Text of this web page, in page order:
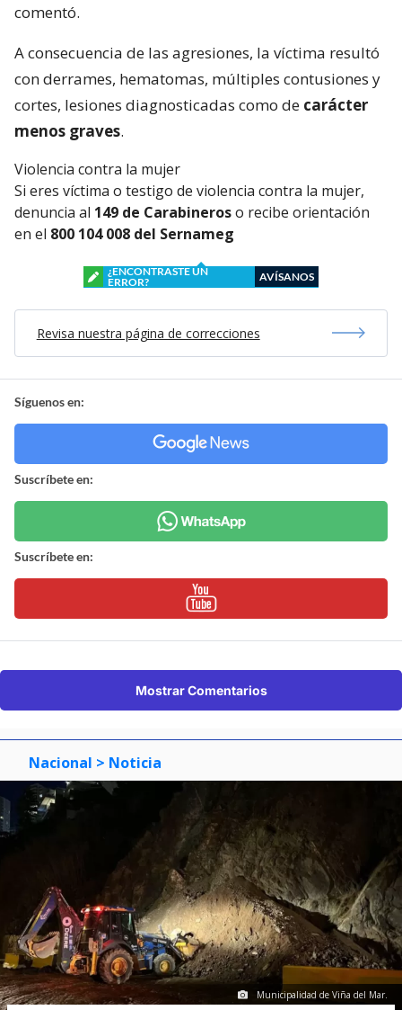
comentó.
A consecuencia de las agresiones, la víctima resultó
con derrames, hematomas, múltiples contusiones y
cortes, lesiones diagnosticadas como de carácter
menos graves.
Violencia contra la mujer
Si eres víctima o testigo de violencia contra la mujer,
denuncia al 149 de Carabineroso recibe orientación
en el 800 104 008 del Sernameg
¿ENCONTRASTE UN
ERROR?
AVÍSANOS
Revisa nuestra página de correcciones
Síguenos en:
Suscríbete en:
Suscríbete en:
Mostrar Comentarios
Nacional > Noticia
Municipalidad de Viña del Mar.